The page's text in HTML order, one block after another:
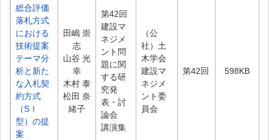
総合評価
落札方式
における
技術提案
テーマ分
析と新た
な入札契
約方式
（SⅠ
型）の提
案
田嶋 崇
志
山谷 光
幸
木村 泰
松田 奈
緒子
第42回
建設マ
ネジメ
ント問
題に関
する研
究発
表・討
論会
講演集
（公
社）土
木学会
建設マ
ネジメ
ント委
員会
第42回 598KB